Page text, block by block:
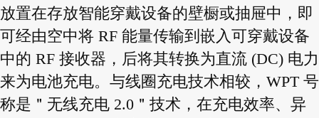
放置在存放智能穿戴设备的壁橱或抽屉中，即
可经由空中将 RF 能量传输到嵌入可穿戴设备
中的 RF 接收器，后将其转换为直流 (DC) 电力
来为电池充电。与线圈充电技术相较，WPT 号
称是＂无线充电 2.0＂技术，在充电效率、异